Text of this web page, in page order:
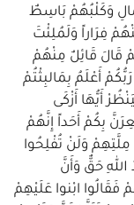
وَكَلْبُهُمْ بَاسِطٌ
فِرَاراً وَلَمُلِئْتَ
قَالَ قَائِلٌ مِنْهُمْ
أَعْلَمُ بِمَالبِثْتُمْ
أَيُّهَا أَزْكَى
بِكُمْ أَحَداً إِنَّهُمْ
وَلَنْ تُفْلِحُوا
اللهِ حَقٌّ وَأَنَّ
فَقَالُوا ابْنوا عَلَيْهِمْ